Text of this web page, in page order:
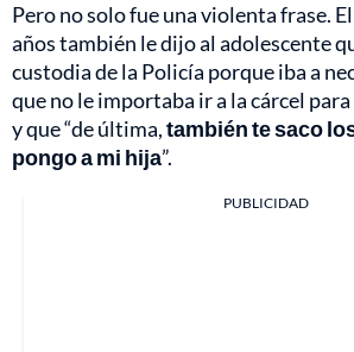
Pero no solo fue una violenta frase.
años también le dijo al adolescente
custodia de la Policía porque iba a
que no le importaba ir a la cárcel
y que “de última,también te saco
pongo a mi hija”.
PUBLICIDAD